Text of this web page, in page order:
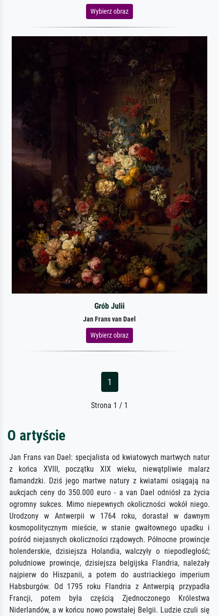
Wybierz obraz
Grób Julii
Jan Frans van Dael
Wybierz obraz
1
Strona 1 / 1
O artyście
Jan Frans van Dael: specjalista od kwiatowych martwych natur
z końca XVIII, początku XIX wieku, niewątpliwie malarz
flamandzki. Dziś jego martwe natury z kwiatami osiągają na
aukcjach ceny do 350.000 euro - a van Dael odniósł za życia
ogromny sukces. Mimo niepewnych okoliczności wokół niego.
Urodzony w Antwerpii w 1764 roku, dorastał w dawnym
kosmopolitycznym mieście, w stanie gwałtownego upadku i
pośród niejasnych okoliczności rządowych. Północne prowincje
holenderskie, dzisiejsza Holandia, walczyły o niepodległość;
południowe prowincje, dzisiejsza belgijska Flandria, należały
najpierw do Hiszpanii, a potem do austriackiego imperium
Habsburgów. Od 1795 roku Flandria z Antwerpią przypadła
Francji, potem była częścią Zjednoczonego Królestwa
Niderlandów, a w końcu nowo powstałej Belgii. Ludzie czuli się